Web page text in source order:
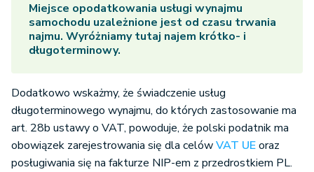
Miejsce opodatkowania usługi wynajmu
samochodu uzależnione jest od czasu trwania
najmu. Wyróżniamy tutaj najem krótko- i
długoterminowy.
Dodatkowo wskażmy, że świadczenie usług
długoterminowego wynajmu, do których zastosowanie ma
art. 28b ustawy o VAT, powoduje, że polski podatnik ma
obowiązek zarejestrowania się dla celówVAT UEoraz
posługiwania się na fakturze NIP-em z przedrostkiem PL.